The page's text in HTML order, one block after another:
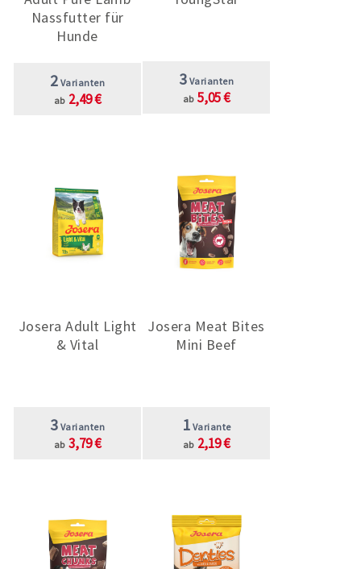
Nassfutter für
Hunde
2 Varianten
ab 2,49 €
3 Varianten
ab 5,05 €
Josera Adult Light
& Vital
3 Varianten
ab 3,79 €
Josera Meat Bites
Mini Beef
1 Variante
ab 2,19 €